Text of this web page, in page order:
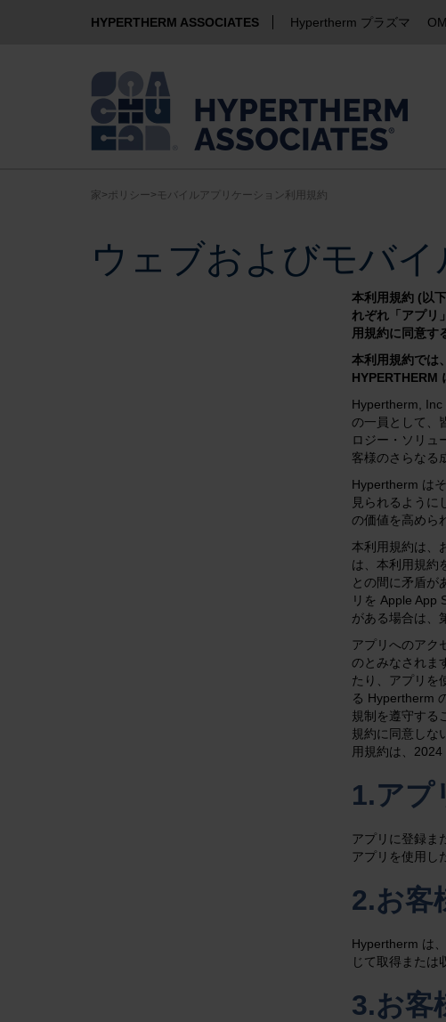
HYPERTHERM ASSOCIATES Hypertherm プラズマ
家> ポリシー> モバイルアプリケーション利用規約
ウェブおよびモバ
本利用規約 (以
れぞれ「アプリ
用規約に同意す
本利用規約では
HYPERTHERM
Hypertherm, Inc
の一員として、
ロジー・ソリュ
客様のさらなる
Hypertherm は
見られるように
の価値を高めら
本利用規約は、
は、本利用規約
との間に矛盾が
リを Apple App
がある場合は、
アプリへのアク
のとみなされま
たり、アプリを
る Hypertherm
規制を遵守する
規約に同意しな
用規約は、2024
1.アプ
アプリに登録ま
アプリを使用し
2.お客
Hypertherm は、
じて取得または
3.お客